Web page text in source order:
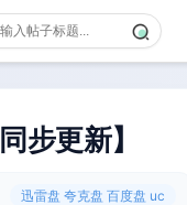
步更新】
迅雷盘 夸克盘 百度盘 uc